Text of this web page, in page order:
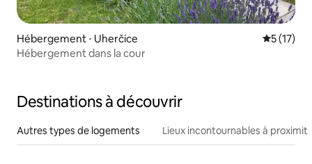
Hébergement ⋅ Uherčice
5 (17)
Hébergement dans la cour
Destinations à découvrir
Autres types de logements Lieux incontournables à